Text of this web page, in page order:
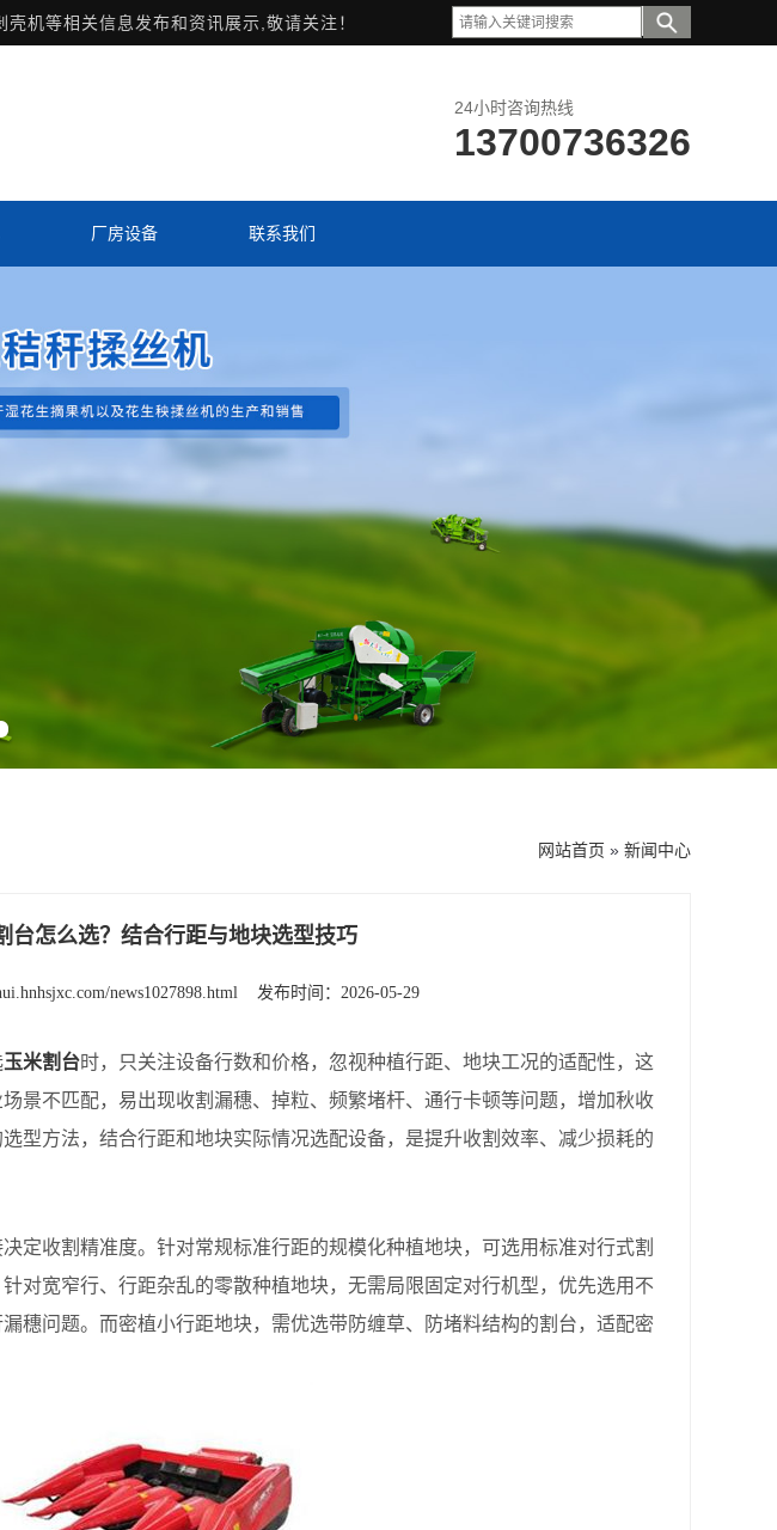
机等相关信息发布和资讯展示,敬请关注！
24小时咨询热线
13700736326
厂房设备 联系我们
网站首页 » 新闻中心
台怎么选？结合行距与地块选型技巧
news1027898.html 发布时间：2026-05-29
玉米割台时，只关注设备行数和价格，忽视种植行距、地块工况的适配性，这
景不匹配，易出现收割漏穗、掉粒、频繁堵杆、通行卡顿等问题，增加秋收
型方法，结合行距和地块实际情况选配设备，是提升收割效率、减少损耗的
收割精准度。针对常规标准行距的规模化种植地块，可选用标准对行式割
对宽窄行、行距杂乱的零散种植地块，无需局限固定对行机型，优先选用不
穗问题。而密植小行距地块，需优选带防缠草、防堵料结构的割台，适配密